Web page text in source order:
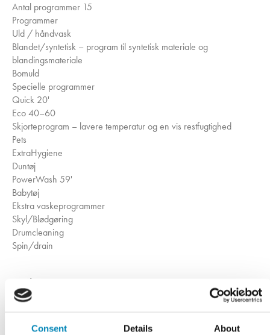
Consent Details About
Antal programmer 15
Programmer
Uld / håndvask
Blandet/syntetisk – program til syntetisk materiale og
blandingsmateriale
Bomuld
Specielle programmer
Quick 20'
Eco 40–60
Skjorteprogram – lavere temperatur og en vis restfugtighed
Pets
ExtraHygiene
Duntøj
PowerWash 59'
Babytøj
Ekstra vaskeprogrammer
Skyl/Blødgøring
Drumcleaning
Spin/drain
Funktioner
Funktion
NormalCare